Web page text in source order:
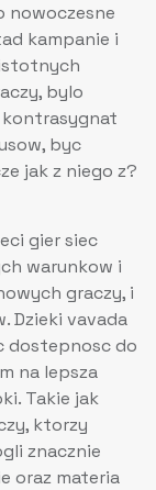
nowoczesne
kampanie i
bylo
kontrasygnat
byc
jak z niego z?
gier siec
warunkow i
graczy, i
Dzieki vavada
dostepnosc do
na lepsza
Takie jak
ktorzy
znacznie
oraz materia